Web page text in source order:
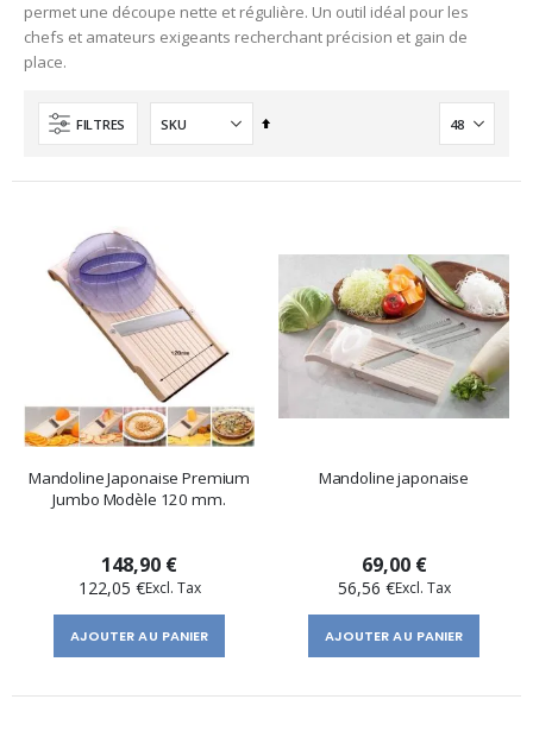
permet une découpe nette et régulière. Un outil idéal pour les
chefs et amateurs exigeants recherchant précision et gain de
place.
FILTRES
Ordre
Mandoline Japonaise Premium
Jumbo Modèle 120 mm.
148,90 €
122,05 €
AJOUTER AU PANIER
Mandoline japonaise
69,00 €
56,56 €
AJOUTER AU PANIER